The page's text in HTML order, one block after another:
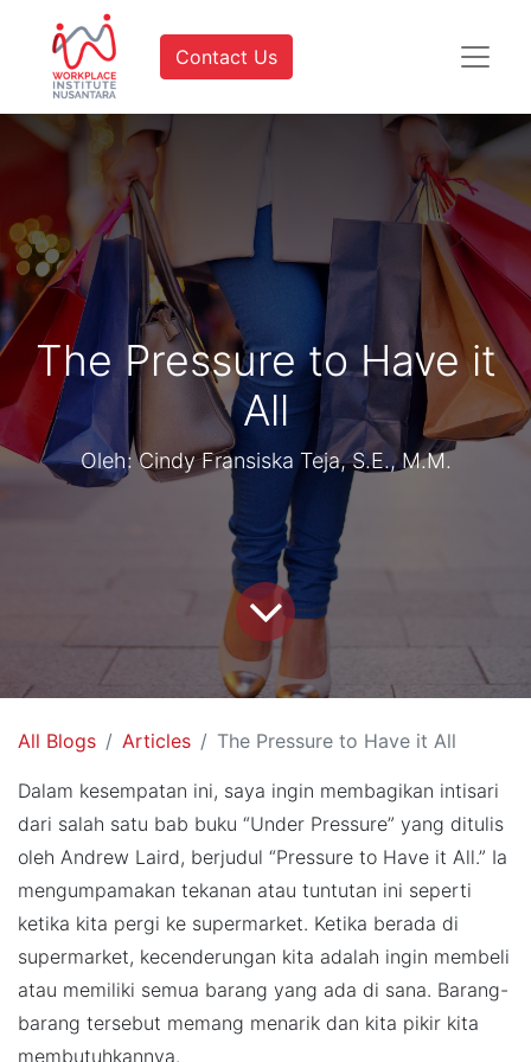
Contact Us
The Pressure to Have it
All
Oleh: Cindy Fransiska Teja, S.E., M.M.
All Blogs Articles The Pressure to Have it All
Dalam kesempatan ini, saya ingin membagikan intisari
dari salah satu bab buku “Under Pressure” yang ditulis
oleh Andrew Laird, berjudul “Pressure to Have it All.” Ia
mengumpamakan tekanan atau tuntutan ini seperti
ketika kita pergi ke supermarket. Ketika berada di
supermarket, kecenderungan kita adalah ingin membeli
atau memiliki semua barang yang ada di sana. Barang-
barang tersebut memang menarik dan kita pikir kita
membutuhkannya.